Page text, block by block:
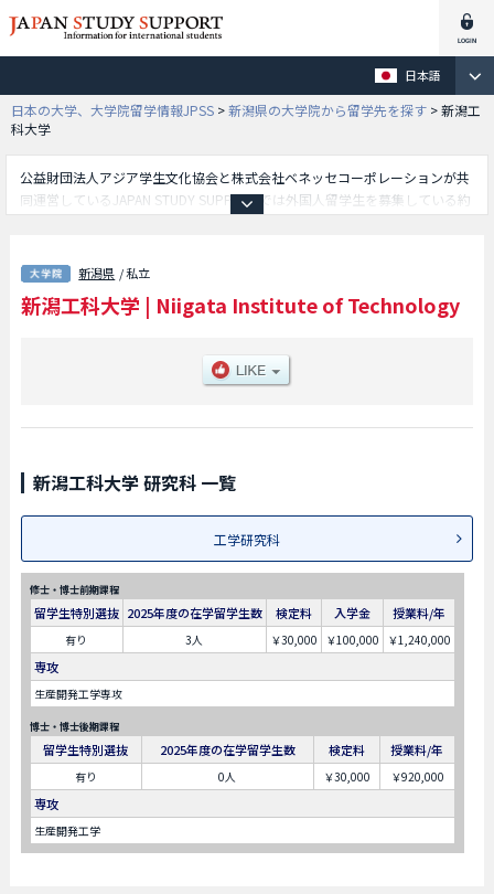
日本語
日本の大学、大学院留学情報JPSS >新潟県の大学院から留学先を探す >新潟工
科大学
公益財団法人アジア学生文化協会と株式会社ベネッセコーポレーションが共
同運営しているJAPAN STUDY SUPPORTでは外国人留学生を募集している約
研究科別情報や、募集定員や合格者数など入試情報、施設案内、アクセスな
ど外国人留学生に必要な情報を掲載しているので是非ご利用ください。
新潟県 / 私立
新潟工科大学 | Niigata Institute of Technology
新潟工科大学 研究科 一覧
工学研究科
修士・博士前期課程
留学生特別選抜 2025年度の在学留学生数 検定料 入学金 授業料/年
有り 3人 ￥30,000 ￥100,000 ￥1,240,000
専攻
生産開発工学専攻
博士・博士後期課程
留学生特別選抜 2025年度の在学留学生数 検定料 授業料/年
有り 0人 ￥30,000 ￥920,000
専攻
生産開発工学